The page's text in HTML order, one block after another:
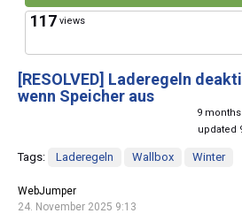
117 views
[RESOLVED] Laderegeln
wenn Speicher aus
9
updated
Tags: Laderegeln Wallbox Winter
WebJumper
24. November 2025 9:13